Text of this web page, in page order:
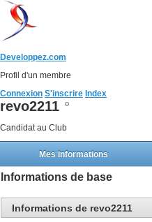
Developpez.com
Profil d'un membre
Connexion S'inscrire Index
revo2211
Candidat au Club
Mes informations
Informations de base
Informations de revo2211